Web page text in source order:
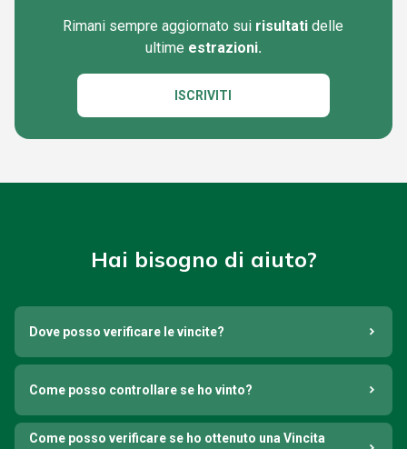
Rimani sempre aggiornato sui risultati delle
ultime estrazioni.
ISCRIVITI
Hai bisogno di aiuto?
Dove posso verificare le vincite?
Come posso controllare se ho vinto?
Come posso verificare se ho ottenuto una Vincita